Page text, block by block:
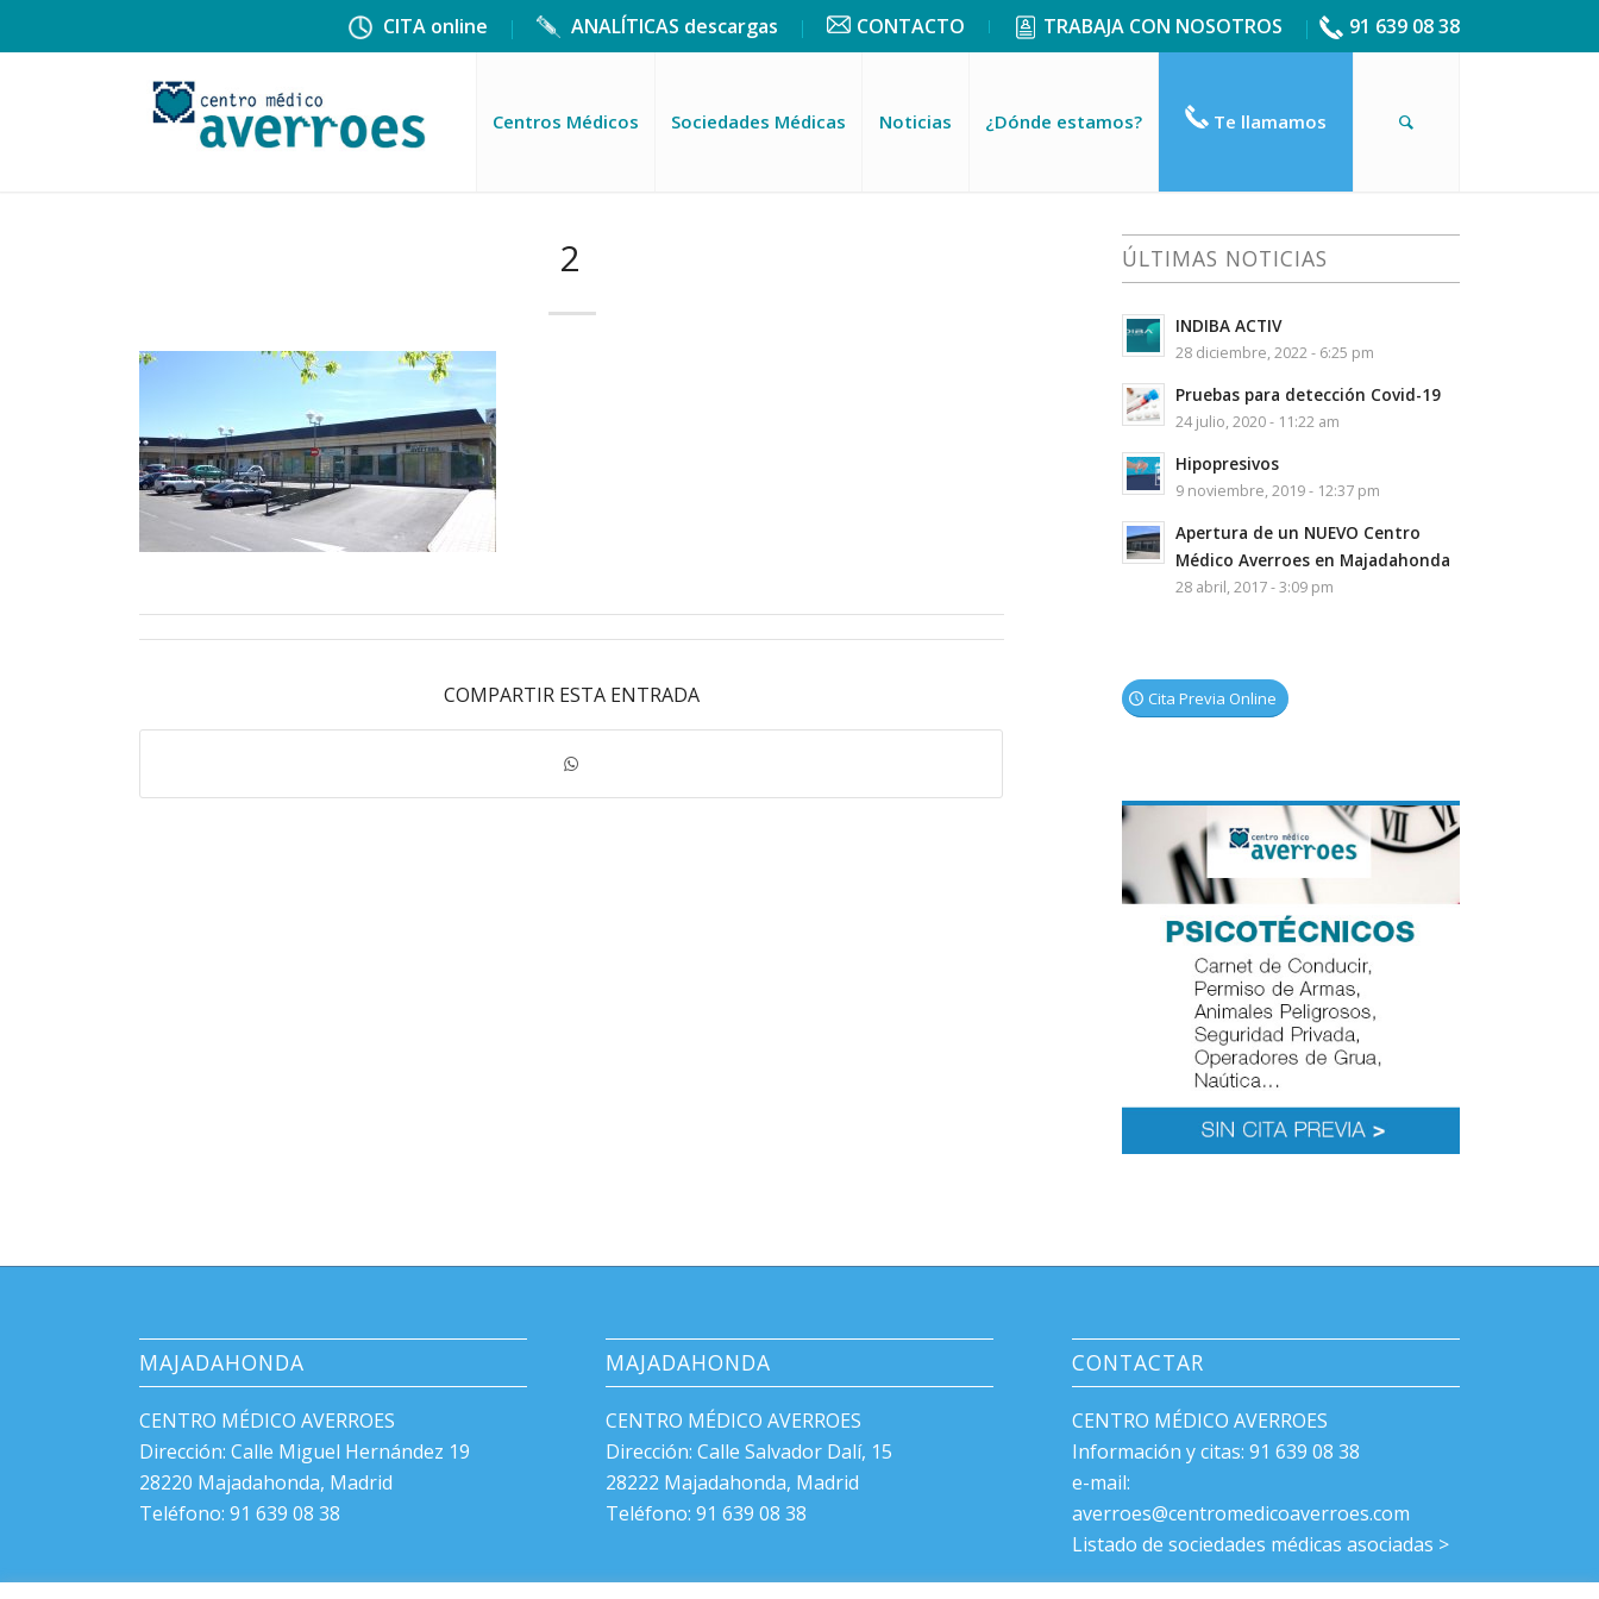
CITA online ANALÍTICAS descargas CONTACTO TRABAJA CON NOSOTROS 91 639 08 38
Centros Médicos Sociedades Médicas Noticias ¿Dónde estamos? Te llamamos
2
COMPARTIR ESTA ENTRADA
ÚLTIMAS NOTICIAS
INDIBA ACTIV
28 diciembre, 2022 - 6:25 pm
Pruebas para detección Covid-19
24 julio, 2020 - 11:22 am
Hipopresivos
9 noviembre, 2019 - 12:37 pm
Apertura de un NUEVO Centro
Médico Averroes en Majadahonda
28 abril, 2017 - 3:09 pm
Cita Previa Online
MAJADAHONDA
CENTRO MÉDICO AVERROES
Dirección: Calle Miguel Hernández 19
28220 Majadahonda, Madrid
Teléfono: 91 639 08 38
MAJADAHONDA
CENTRO MÉDICO AVERROES
Dirección: Calle Salvador Dalí, 15
28222 Majadahonda, Madrid
Teléfono: 91 639 08 38
CONTACTAR
CENTRO MÉDICO AVERROES
Información y citas: 91 639 08 38
e-mail:
averroes@centromedicoaverroes.com
Listado de sociedades médicas asociadas >